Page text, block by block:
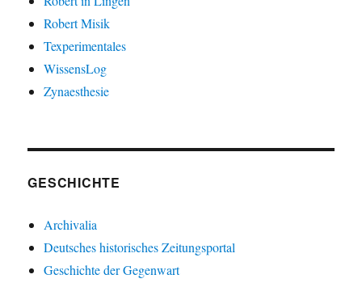
Robert Misik
Texperimentales
WissensLog
Zynaesthesie
GESCHICHTE
Archivalia
Deutsches historisches Zeitungsportal
Geschichte der Gegenwart